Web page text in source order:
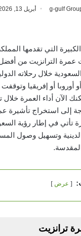
g-gulf أبريل 13, 2026
التي تقدمها
عمرة الترانزيت من
خلال رحلاته
أوروبا أو إفريقيا
الآن أداء العمرة
إلى استخراج تأشيرة
وتسهيل وصول
المقدسة.
عرض
ترانزيت